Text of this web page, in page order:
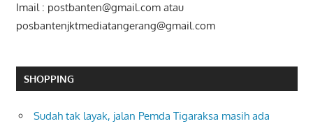
Imail : postbanten@gmail.com atau
posbantenjktmediatangerang@gmail.com
SHOPPING
Sudah tak layak, jalan Pemda Tigaraksa masih ada